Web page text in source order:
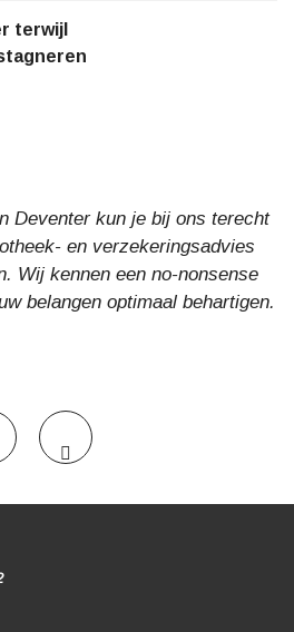
terwijl
Deventer kun je bij ons terecht
en verzekeringsadvies
Wij kennen een no-nonsense
belangen optimaal behartigen.